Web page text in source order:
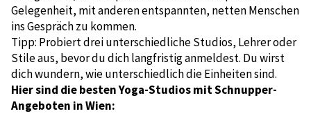
Gelegenheit, mit anderen entspannten, netten Menschen
ins Gespräch zu kommen.
Tipp: Probiert drei unterschiedliche Studios, Lehrer oder
Stile aus, bevor du dich langfristig anmeldest. Du wirst
dich wundern, wie unterschiedlich die Einheiten sind.
Hier sind die besten Yoga-Studios mit Schnupper-
Angeboten in Wien: